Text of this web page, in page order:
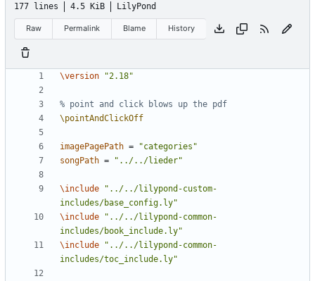
177 lines 4.5 KiB LilyPond
Raw Permalink Blame History
\version "2.18"
% point and click blows up the pdf
\pointAndClickOff
imagePagePath =
"categories"
songPath = "../../lieder"
\include
"../../lilypond-custom-
includes/base_config.ly"
\include
"../../lilypond-common-
includes/book_include.ly"
\include
"../../lilypond-common-
includes/toc_include.ly"